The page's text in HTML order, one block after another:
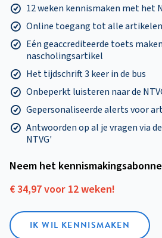
12 weken kennismaken met het
Online toegang tot alle artikelen
Eén geaccrediteerde toets
nascholingsartikel
Het tijdschrift 3 keer in de bus
Onbeperkt luisteren naar de
Gepersonaliseerde alerts voor
Antwoorden op al je vragen via
NTVG'
Neem het
€ 34,97 voor 12 weken!
IK WIL KENNISMAKEN